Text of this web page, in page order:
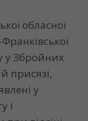
обласної
у Збройних
присязі,
у
і